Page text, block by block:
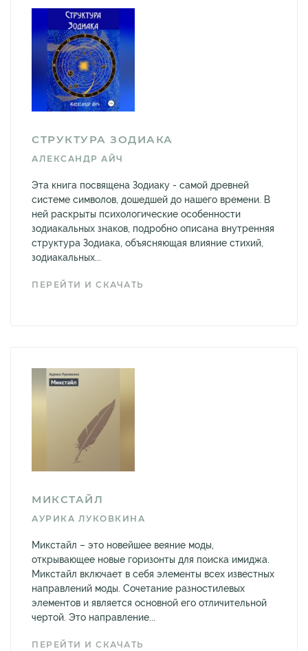
СТРУКТУРА ЗОДИАКА
АЛЕКСАНДР АЙЧ
Эта книга посвящена Зодиаку - самой древней
системе символов, дошедшей до нашего времени. В
ней раскрыты психологические особенности
зодиакальных знаков, подробно описана внутренняя
структура Зодиака, объясняющая влияние стихий,
зодиакальных...
ПЕРЕЙТИ И СКАЧАТЬ
МИКСТАЙЛ
АУРИКА ЛУКОВКИНА
Микстайл – это новейшее веяние моды,
открывающее новые горизонты для поиска имиджа.
Микстайл включает в себя элементы всех известных
направлений моды. Сочетание разностилевых
элементов и является основной его отличительной
чертой. Это направление...
ПЕРЕЙТИ И СКАЧАТЬ